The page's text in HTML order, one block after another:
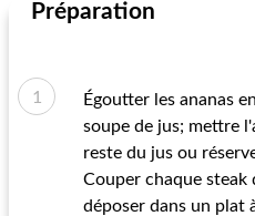
Préparation
Égoutter les ananas
soupe de jus; mettre
reste du jus ou
Couper chaque steak
déposer dans un plat